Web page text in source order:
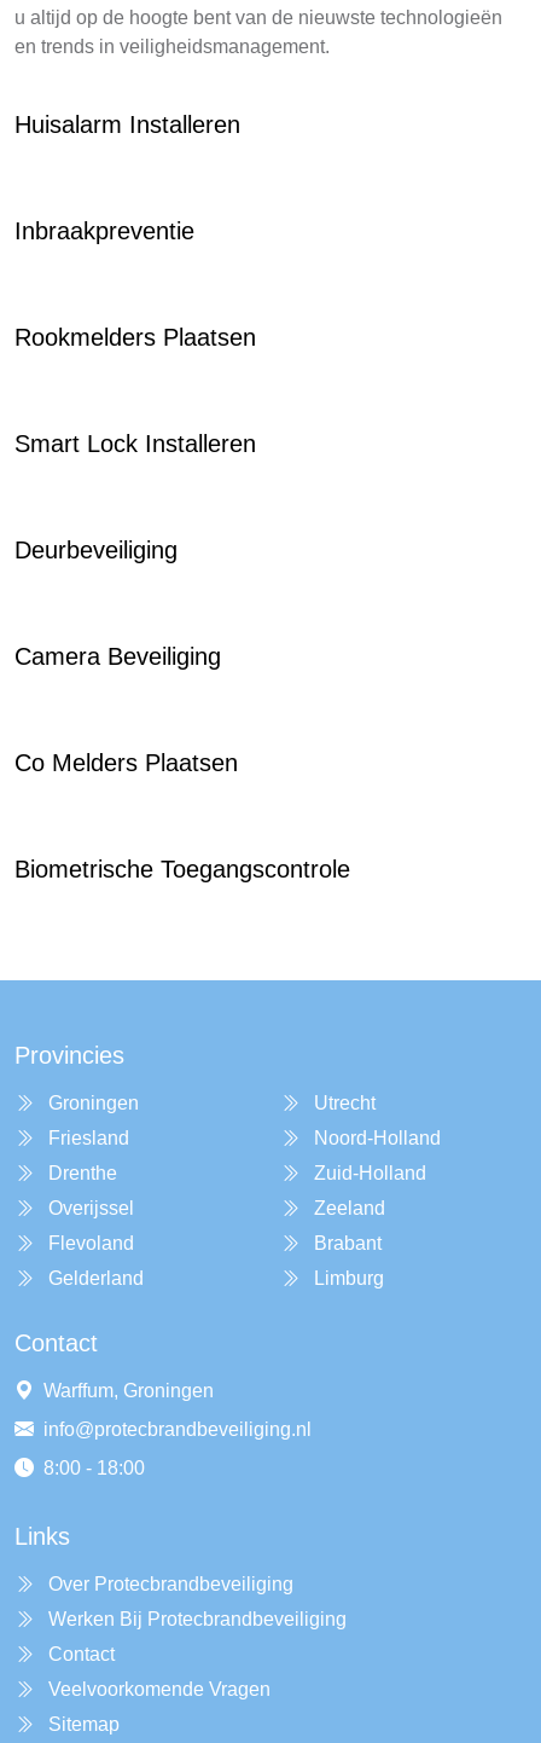
u altijd op de hoogte bent van de nieuwste technologieën
en trends in veiligheidsmanagement.
Huisalarm Installeren
Inbraakpreventie
Rookmelders Plaatsen
Smart Lock Installeren
Deurbeveiliging
Camera Beveiliging
Co Melders Plaatsen
Biometrische Toegangscontrole
Provincies
Groningen
Friesland
Drenthe
Overijssel
Flevoland
Gelderland
Utrecht
Noord-Holland
Zuid-Holland
Zeeland
Brabant
Limburg
Contact
Warffum, Groningen
info@protecbrandbeveiliging.nl
8:00 - 18:00
Links
Over Protecbrandbeveiliging
Werken Bij Protecbrandbeveiliging
Contact
Veelvoorkomende Vragen
Sitemap